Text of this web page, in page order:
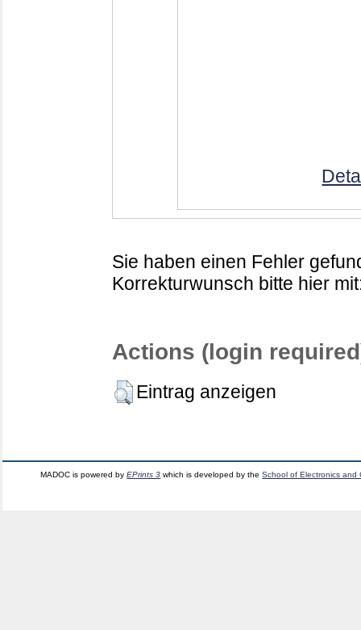
Sie haben einen Fehler
Korrekturwunsch bitte hier
Actions (login
Eintrag anzeigen
MADOC is powered byEPrints 3 which is developed by theSchool of Electronics and